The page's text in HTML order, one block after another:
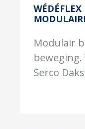
Modulair
beweging.
Serco